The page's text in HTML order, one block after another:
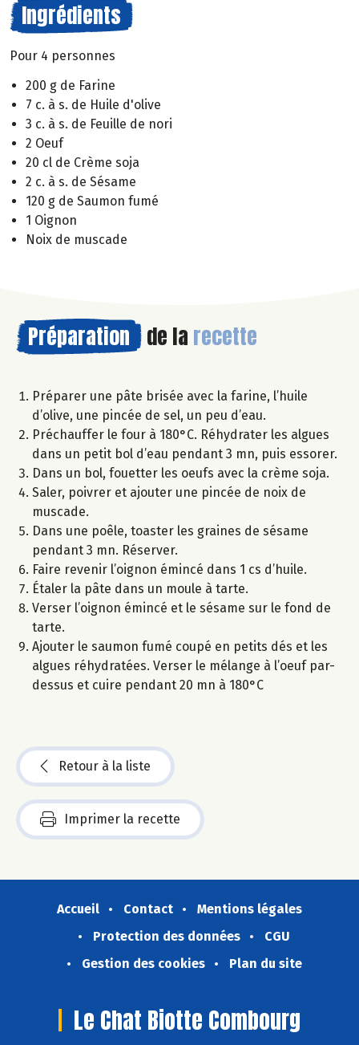
Ingrédients
Pour 4 personnes
200 g de Farine
7 c. à s. de Huile d'olive
3 c. à s. de Feuille de nori
2 Oeuf
20 cl de Crème soja
2 c. à s. de Sésame
120 g de Saumon fumé
1 Oignon
Noix de muscade
Préparation de la recette
Préparer une pâte brisée avec la farine, l’huile
d’olive, une pincée de sel, un peu d’eau.
Préchauffer le four à 180°C. Réhydrater les algues
dans un petit bol d’eau pendant 3 mn, puis essorer.
Dans un bol, fouetter les oeufs avec la crème soja.
Saler, poivrer et ajouter une pincée de noix de
muscade.
Dans une poêle, toaster les graines de sésame
pendant 3 mn. Réserver.
Faire revenir l’oignon émincé dans 1 cs d’huile.
Étaler la pâte dans un moule à tarte.
Verser l’oignon émincé et le sésame sur le fond de
tarte.
Ajouter le saumon fumé coupé en petits dés et les
algues réhydratées. Verser le mélange à l’oeuf par-
dessus et cuire pendant 20 mn à 180°C
Retour à la liste
Imprimer la recette
Accueil Contact
Mentions légales
Protection des données
CGU
Gestion des cookies
Plan du site
Le Chat Biotte Combourg